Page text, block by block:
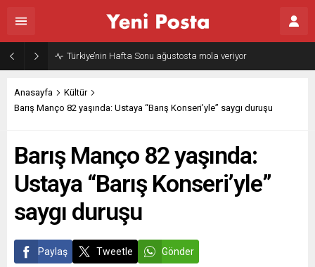
Gazze’nin geleceği: Teknokratik kontrol mü, kolonializm mi?
Anasayfa
Kültür
Barış Manço 82 yaşında: Ustaya “Barış Konseri’yle” saygı duruşu
Barış Manço 82 yaşında:
Ustaya “Barış Konseri’yle”
saygı duruşu
Paylaş Tweetle Gönder